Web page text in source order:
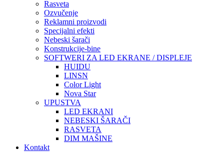
Rasveta
Ozvučenje
Reklamni proizvodi
Specijalni efekti
Nebeski šarači
Konstrukcije-bine
SOFTWERI ZA LED EKRANE / DISPLEJE
HUIDU
LINSN
Color Light
Nova Star
UPUSTVA
LED EKRANI
NEBESKI ŠARAČI
RASVETA
DIM MAŠINE
Kontakt